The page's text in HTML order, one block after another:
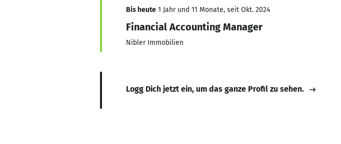
Bis heute 1 Jahr und 11 Monate, seit Okt. 2024
Financial Accounting Manager
Nibler Immobilien
Logg Dich jetzt ein, um das ganze Profil zu sehen.